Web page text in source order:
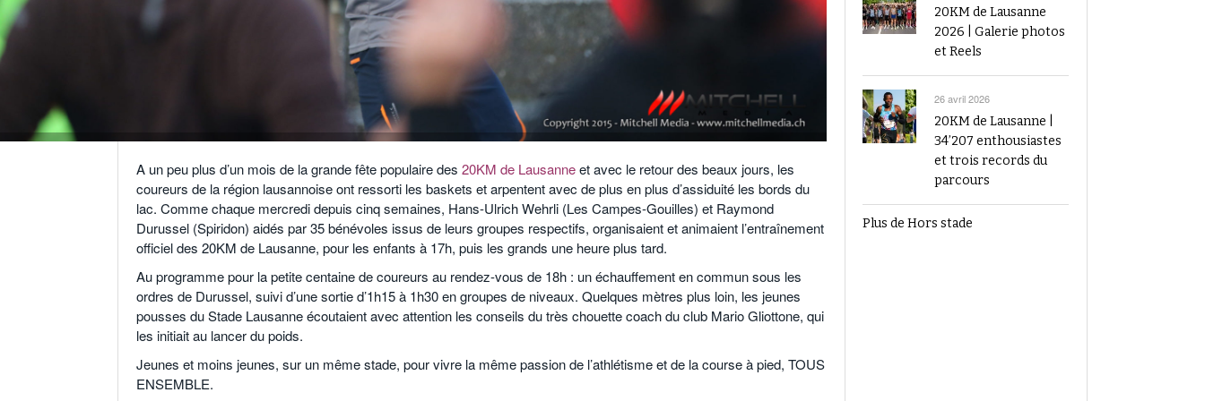
A un peu plus d’un mois de la grande fête populaire des 20KM de Lausanneet avec le retour des beaux jours, les
coureurs de la région lausannoise ont ressorti les baskets et arpentent avec de plus en plus d’assiduité les bords du
lac. Comme chaque mercredi depuis cinq semaines, Hans-Ulrich Wehrli (Les Campes-Gouilles) et Raymond
Durussel (Spiridon) aidés par 35 bénévoles issus de leurs groupes respectifs, organisaient et animaient l’entraînement
officiel des 20KM de Lausanne, pour les enfants à 17h, puis les grands une heure plus tard.
Au programme pour la petite centaine de coureurs au rendez-vous de 18h : un échauffement en commun sous les
ordres de Durussel, suivi d’une sortie d’1h15 à 1h30 en groupes de niveaux. Quelques mètres plus loin, les jeunes
pousses du Stade Lausanne écoutaient avec attention les conseils du très chouette coach du club Mario Gliottone, qui
les initiait au lancer du poids.
Jeunes et moins jeunes, sur un même stade, pour vivre la même passion de l’athlétisme et de la course à pied, TOUS
ENSEMBLE.
20KM de Lausanne
2026 | Galerie photos
et Reels
26 avril 2026
20KM de Lausanne |
34’207 enthousiastes
et trois records du
parcours
Plus de Hors stade